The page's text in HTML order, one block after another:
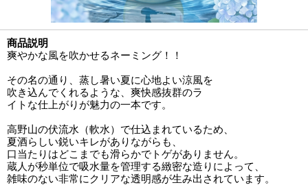
商品説明
爽やかな風を吹かせるネーミング！！
その名の通り、蒸し暑い夏に心地よい涼風を
吹き込んでくれるような、爽快感抜群のラ
イトな仕上がりが魅力の一本です。
高野山の伏流水（軟水）で仕込まれているため、
夏酒らしい鋭いキレがありながらも、
口当たりはどこまでも滑らかでトゲがありません。
蔵人が秒単位で吸水量を管理する緻密な造りによって、
雑味のない非常にクリアな透明感が生み出されています。